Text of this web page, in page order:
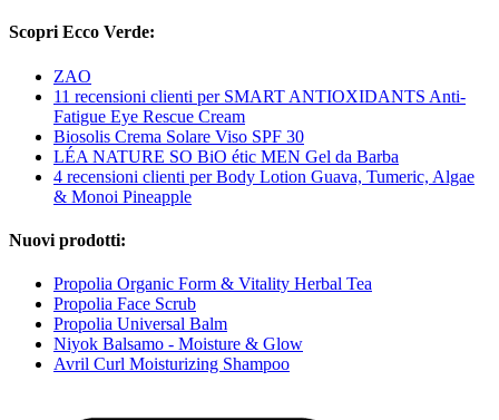
Scopri Ecco Verde:
ZAO
11 recensioni clienti per SMART ANTIOXIDANTS Anti-
Fatigue Eye Rescue Cream
Biosolis Crema Solare Viso SPF 30
LÉA NATURE SO BiO étic MEN Gel da Barba
4 recensioni clienti per Body Lotion Guava, Tumeric, Algae
& Monoi Pineapple
Nuovi prodotti:
Propolia Organic Form & Vitality Herbal Tea
Propolia Face Scrub
Propolia Universal Balm
Niyok Balsamo - Moisture & Glow
Avril Curl Moisturizing Shampoo